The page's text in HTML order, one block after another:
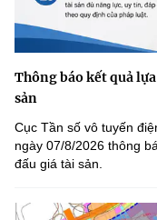
Thông báo kết quả
sản
Cục Tần số vô tuyến
ngày 07/8/2026 thông
đấu giá tài sản.